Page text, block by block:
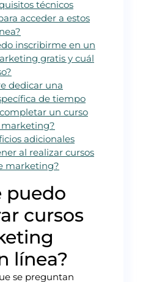
técnicos
acceder a estos
inscribirme en un
gratis y cuál
dedicar una
de tiempo
un curso
adicionales
al realizar cursos
marketing?
puedo
cursos
línea?
se preguntan